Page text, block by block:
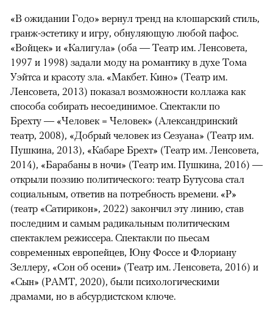
«В ожидании Годо» вернул тренд на клошарский стиль,
гранж-эстетику и игру, обнуляющую любой пафос.
«Войцек» и «Калигула» (оба — Театр им. Ленсовета,
1997 и 1998) задали моду на романтику в духе Тома
Уэйтса и красоту зла. «Макбет. Кино» (Театр им.
Ленсовета, 2013) показал возможности коллажа как
способа собирать несоединимое. Спектакли по
Брехту — «Человек = Человек» (Александринский
театр, 2008), «Добрый человек из Сезуана» (Театр им.
Пушкина, 2013), «Кабаре Брехт» (Театр им. Ленсовета,
2014), «Барабаны в ночи» (Театр им. Пушкина, 2016) —
открыли поэзию политического: театр Бутусова стал
социальным, ответив на потребность времени. «Р»
(театр «Сатирикон», 2022) закончил эту линию, став
последним и самым радикальным политическим
спектаклем режиссера. Спектакли по пьесам
современных европейцев, Юну Фоссе и Флориану
Зеллеру, «Сон об осени» (Театр им. Ленсовета, 2016) и
«Сын» (РАМТ, 2020), были психологическими
драмами, но в абсурдистском ключе.